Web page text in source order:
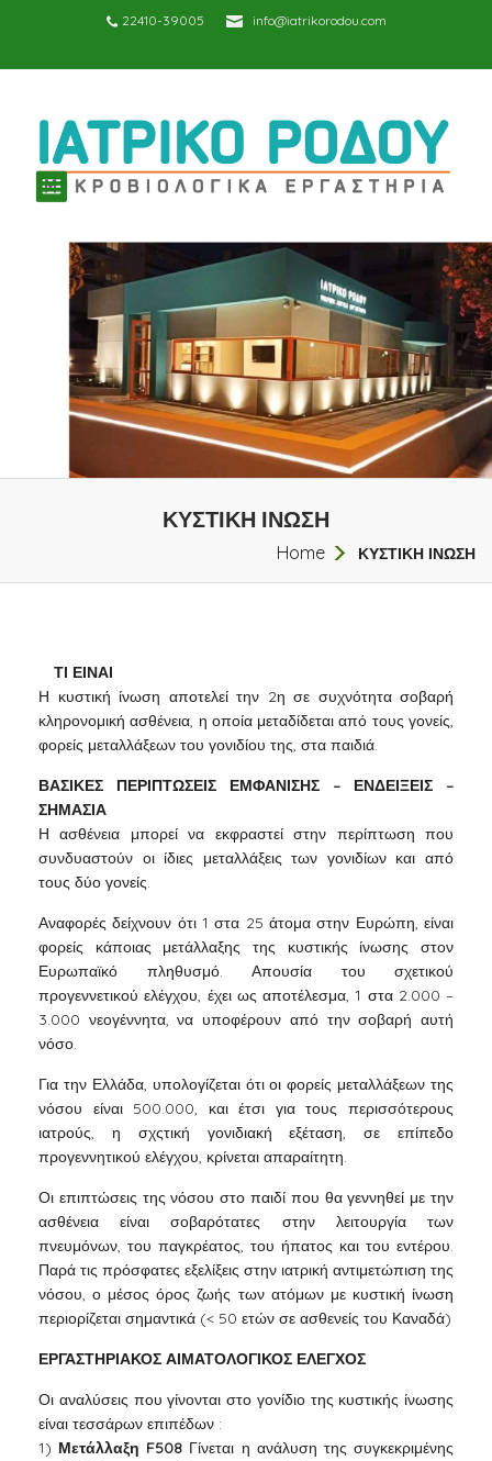
22410-39005 info@iatrikorodou.com
TOGGLE
NAVIGATION
ΚΥΣΤΙΚΗ ΙΝΩΣΗ
Home ΚΥΣΤΙΚΗ ΙΝΩΣΗ
ΤΙ ΕΙΝΑΙ
Η κυστική ίνωση αποτελεί την 2η σε συχνότητα σοβαρή
κληρονομική ασθένεια, η οποία μεταδίδεται από τους γονείς,
φορείς μεταλλάξεων του γονιδίου της, στα παιδιά.
ΒΑΣΙΚΕΣ ΠΕΡΙΠΤΩΣΕΙΣ ΕΜΦΑΝΙΣΗΣ – ΕΝΔΕΙΞΕΙΣ –
ΣΗΜΑΣΙΑ
Η ασθένεια μπορεί να εκφραστεί στην περίπτωση που
συνδυαστούν οι ίδιες μεταλλάξεις των γονιδίων και από
τους δύο γονείς.
Αναφορές δείχνουν ότι 1 στα 25 άτομα στην Ευρώπη, είναι
φορείς κάποιας μετάλλαξης της κυστικής ίνωσης στον
Ευρωπαϊκό πληθυσμό. Απουσία του σχετικού
προγεννετικού ελέγχου, έχει ως αποτέλεσμα, 1 στα 2.000 –
3.000 νεογέννητα, να υποφέρουν από την σοβαρή αυτή
νόσο.
Για την Ελλάδα, υπολογίζεται ότι οι φορείς μεταλλάξεων της
νόσου είναι 500.000, και έτσι για τους περισσότερους
ιατρούς, η σχςτική γονιδιακή εξέταση, σε επίπεδο
προγεννητικού ελέγχου, κρίνεται απαραίτητη.
Οι επιπτώσεις της νόσου στο παιδί που θα γεννηθεί με την
ασθένεια είναι σοβαρότατες στην λειτουργία των
πνευμόνων, του παγκρέατος, του ήπατος και του εντέρου.
Παρά τις πρόσφατες εξελίξεις στην ιατρική αντιμετώπιση της
νόσου, ο μέσος όρος ζωής των ατόμων με κυστική ίνωση
περιορίζεται σημαντικά (< 50 ετών σε ασθενείς του Καναδά)
ΕΡΓΑΣΤΗΡΙΑΚΟΣ ΑΙΜΑΤΟΛΟΓΙΚΟΣ ΕΛΕΓΧΟΣ
Οι αναλύσεις που γίνονται στο γονίδιο της κυστικής ίνωσης
είναι τεσσάρων επιπέδων :
1) Μετάλλαξη F508 Γίνεται η ανάλυση της συγκεκριμένης